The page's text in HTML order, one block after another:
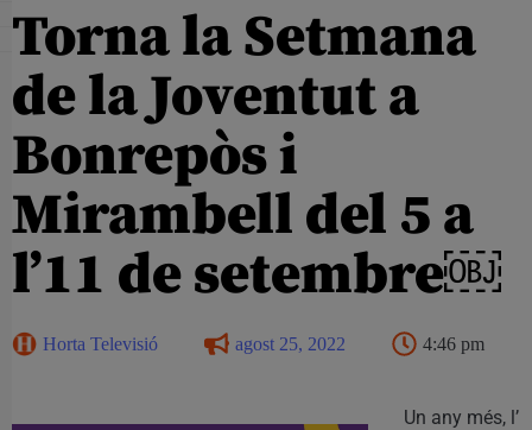
Torna la Setmana
de la Joventut a
Bonrepòs i
Mirambell del 5 a
l’11 de setembre￼
Horta Televisió agost 25, 2022 4:46 pm
Un any més, l’